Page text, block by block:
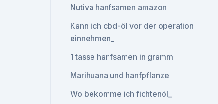
Nutiva hanfsamen amazon
Kann ich cbd-öl vor der operation
einnehmen_
1 tasse hanfsamen in gramm
Marihuana und hanfpflanze
Wo bekomme ich fichtenöl_